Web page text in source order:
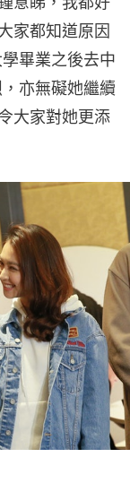
家都知道原因
畢業之後去中
亦無礙她繼續
大家對她更添